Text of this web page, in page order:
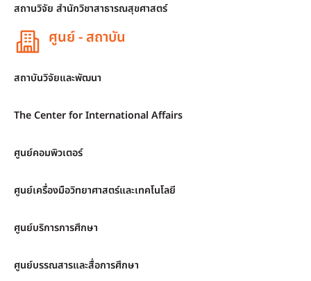
สถานวิจัย สำนักวิชาสาธารณสุขศาสตร์
ศูนย์ - สถาบัน
สถาบันวิจัยและพัฒนา
The Center for International Affairs
ศูนย์คอมพิวเตอร์
ศูนย์เครื่องมือวิทยาศาสตร์และเทคโนโลยี
ศูนย์บริการการศึกษา
ศูนย์บรรณสารและสื่อการศึกษา